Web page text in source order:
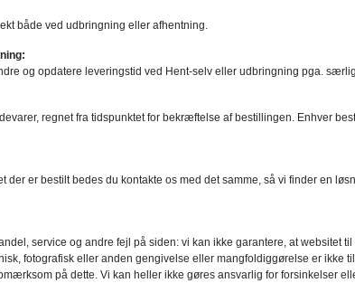
både ved udbringning eller afhentning.
og opdatere leveringstid ved Hent-selv eller udbringning pga.
regnet fra tidspunktet for bekræftelse af bestillingen. Enhver
der er bestilt bedes du kontakte os med det samme, så vi finder en
service og andre fejl på siden: vi kan ikke garantere, at
fotografisk eller anden gengivelse eller mangfoldiggørelse er ikke
på dette. Vi kan heller ikke gøres ansvarlig for forsinkelser